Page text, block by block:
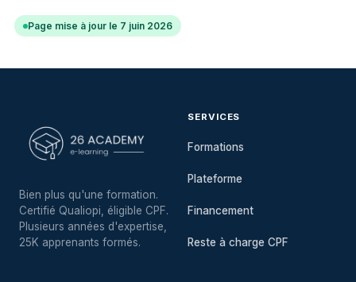
Page mise à jour le 7 juin 2026
Bien plus qu'une formation.
Certifié Qualiopi, éligible CPF.
Plusieurs années d'expertise,
25K apprenants formés.
SERVICES
Formations
Plateforme
Financement
Reste à charge CPF